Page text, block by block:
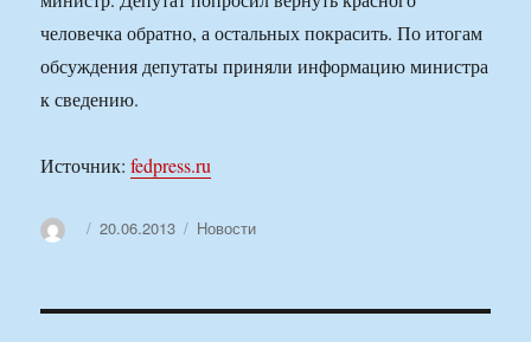
человечка обратно, а остальных покрасить. По итогам
обсуждения депутаты приняли информацию министра
к сведению.
Источник:fedpress.ru
АвторОпубликовано
20.06.2013 Рубрики
Новости